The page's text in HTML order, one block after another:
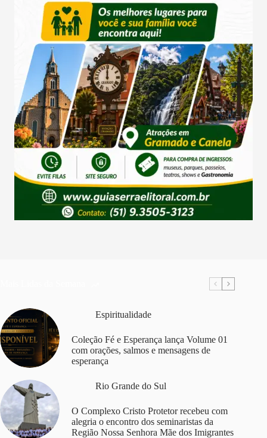
Espiritualidade
Coleção Fé e Esperança lança Volume 01
com orações, salmos e mensagens de
esperança
Rio Grande do Sul
O Complexo Cristo Protetor recebeu com
alegria o encontro dos seminaristas da
Região Nossa Senhora Mãe dos Imigrantes